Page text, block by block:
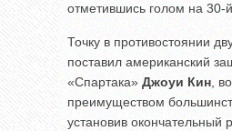
отметившись голом на 30-
Точку в противостоянии
поставил американский
«Спартака» Джоуи Кин,
преимуществом
установив окончательный